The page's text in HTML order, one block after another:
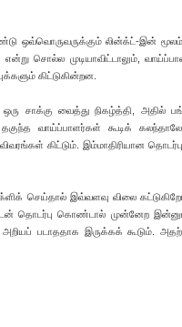
ஒவ்வொருவருக்கும் லின்க்ட்-இன்
சொல்ல முடியாவிட்டாலும்,
கிட்டுகின்றன.
சாக்கு வைத்து நிகழ்த்தி, அதில்
வாய்ப்பாளர்கள் கூடிக்
கிட்டும். இம்மாதிரியான
செய்தால் இவ்வளவு விலை
தொடர்பு கொண்டால் முன்னேற
படாததாக இருக்கக் கூடும்.